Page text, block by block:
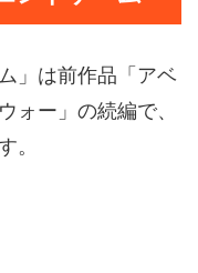
」は前作品「アベ
ォー」の続編で、
。